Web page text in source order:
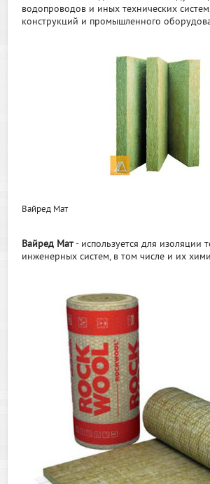
водопроводов и иных технических
конструкций и промышленного
Вайред Мат
Вайред Мат- используется для изоляции
инженерных систем, в том числе и их